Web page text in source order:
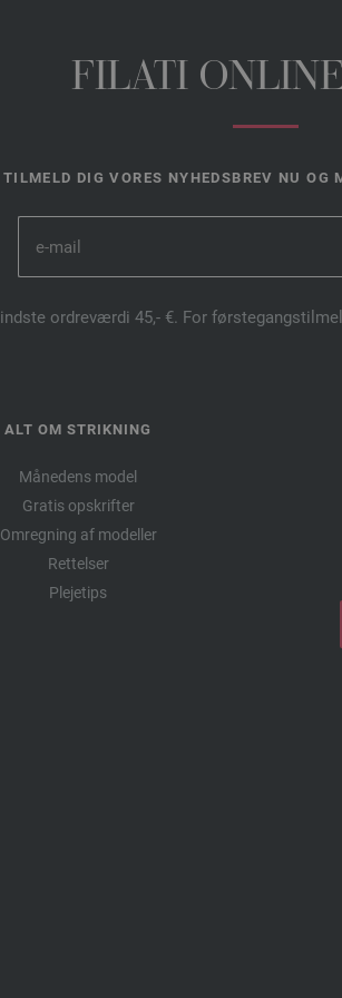
FILATI
TILMELD DIG VORES NYHEDSBREV NU OG
ordreværdi 45,- €. For
ALT OM STRIKNING
Månedens model
Gratis opskrifter
Omregning af modeller
Rettelser
Plejetips